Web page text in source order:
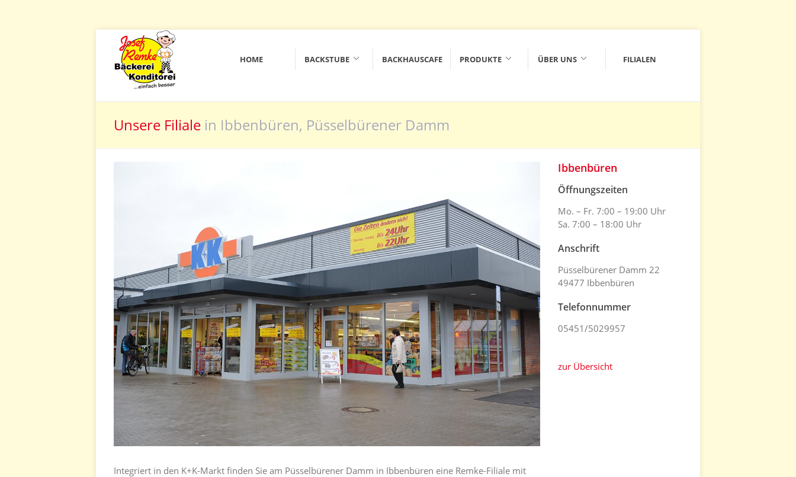
HOME BACKSTUBE BACKHAUSCAFE PRODUKTE ÜBER UNS FILIALEN
Unsere Filiale in Ibbenbüren, Püsselbürener Damm
Integriert in den K+K-Markt finden Sie am Püsselbürener Damm in Ibbenbüren eine Remke-Filiale mit
Ibbenbüren
Öffnungszeiten
Mo. – Fr. 7:00 – 19:00 Uhr
Sa. 7:00 – 18:00 Uhr
Anschrift
Püsselbürener Damm 22
49477 Ibbenbüren
Telefonnummer
05451/5029957
zur Übersicht